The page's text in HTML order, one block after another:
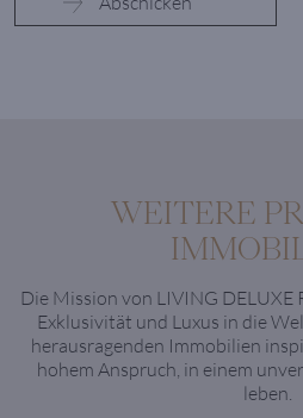
WEITERE
Die Mission von LIVING DELUXE
Exklusivität und Luxus in die
herausragenden Immobilien
hohem Anspruch, in einem
leben.